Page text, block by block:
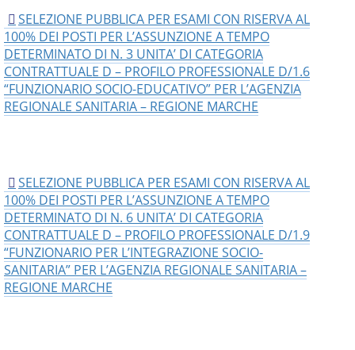
SELEZIONE PUBBLICA PER ESAMI CON RISERVA AL
100% DEI POSTI PER L’ASSUNZIONE A TEMPO
DETERMINATO DI N. 3 UNITA’ DI CATEGORIA
CONTRATTUALE D – PROFILO PROFESSIONALE D/1.6
“FUNZIONARIO SOCIO-EDUCATIVO” PER L’AGENZIA
REGIONALE SANITARIA – REGIONE MARCHE
SELEZIONE PUBBLICA PER ESAMI CON RISERVA AL
100% DEI POSTI PER L’ASSUNZIONE A TEMPO
DETERMINATO DI N. 6 UNITA’ DI CATEGORIA
CONTRATTUALE D – PROFILO PROFESSIONALE D/1.9
“FUNZIONARIO PER L’INTEGRAZIONE SOCIO-
SANITARIA” PER L’AGENZIA REGIONALE SANITARIA –
REGIONE MARCHE